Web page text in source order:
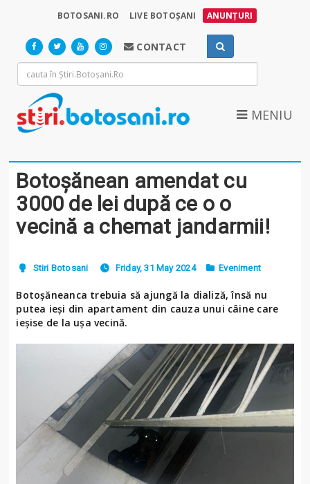
BOTOSANI.RO LIVE BOTOȘANI ANUNȚURI
CONTACT
MENIU
Botoșănean amendat cu
3000 de lei după ce o o
vecină a chemat jandarmii!
Stiri Botosani Friday, 31 May 2024 Eveniment
Botoșăneanca trebuia să ajungă la dializă, însă nu
putea ieși din apartament din cauza unui câine care
ieșise de la ușa vecină.